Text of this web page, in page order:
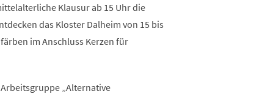
Klausur ab 15 Uhr die
das Kloster Dalheim von 15 bis
im Anschluss Kerzen für
„Alternative